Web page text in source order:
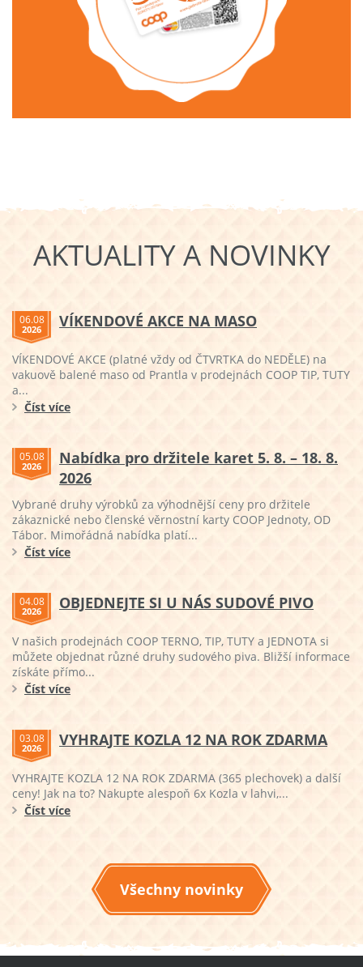
AKTUALITY A NOVINKY
06.08
2026 VÍKENDOVÉ AKCE NA MASO
VÍKENDOVÉ AKCE (platné vždy od ČTVRTKA do NEDĚLE) na
vakuově balené maso od Prantla v prodejnách COOP TIP, TUTY
a...
Číst více
05.08
2026
Nabídka pro držitele karet 5. 8. – 18. 8.
2026
Vybrané druhy výrobků za výhodnější ceny pro držitele
zákaznické nebo členské věrnostní karty COOP Jednoty, OD
Tábor. Mimořádná nabídka platí...
Číst více
04.08
2026 OBJEDNEJTE SI U NÁS SUDOVÉ PIVO
V našich prodejnách COOP TERNO, TIP, TUTY a JEDNOTA si
můžete objednat různé druhy sudového piva. Bližší informace
získáte přímo...
Číst více
03.08
2026 VYHRAJTE KOZLA 12 NA ROK ZDARMA
VYHRAJTE KOZLA 12 NA ROK ZDARMA (365 plechovek) a další
ceny! Jak na to? Nakupte alespoň 6x Kozla v lahvi,...
Číst více
Všechny novinky